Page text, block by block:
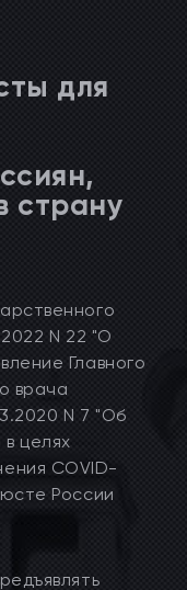
для
страну
N 22 "О
Главного
врача
N 7 "Об
целях
COVID-
России